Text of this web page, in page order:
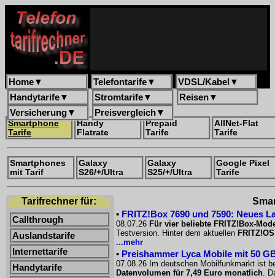
Home▼ Telefontarife▼ VDSL/Kabel ▼
Handytarife▼ Stromtarife▼ Reisen▼
Versicherung▼ Preisvergleich▼
Smartphone
Tarife
Handy
Flatrate
Prepaid
Tarife
AllNet-Flat
Tarife
Smartphones
mit Tarif
Galaxy
S26/+/Ultra
Galaxy
S25/+/Ultra
Google Pixel
Tarife
Tarifrechner für:
Callthrough
Auslandstarife
Internettarife
Handytarife
• FRITZ!Box 7690 und 7590: Neues
08.07.26 Für vier beliebte FRITZ!Box-
Testversion. Hinter dem aktuellen
...mehr
• Preishammer Lyca Mobile mit 50
07.08.26 Im deutschen Mobilfunkmarkt ist
Datenvolumen für 7,49 Euro monatlich.